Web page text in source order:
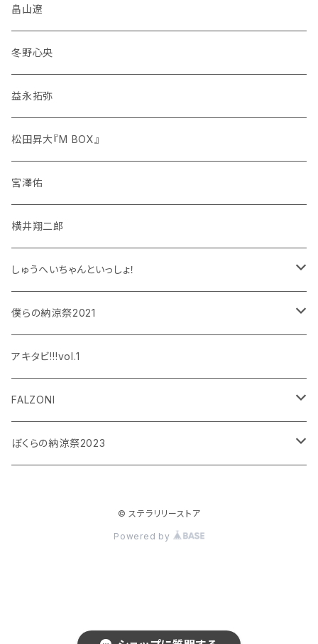
畠山遼
冬野心央
益永拓弥
松田昇大『M BOX』
宮澤佑
横井翔二郎
しゅうへいちゃんといっしょ！
和泉宗兵
設楽銀河
平賀勇成
吉岡佑
僕らの納涼祭2021
和泉宗兵
神永圭佑
小波津亜廉
アキタビ!!!vol.1
FALZONI
笠間淳の黄昏古書堂
ぼくらの納涼祭2023
© ステラリリーストア
Powered by